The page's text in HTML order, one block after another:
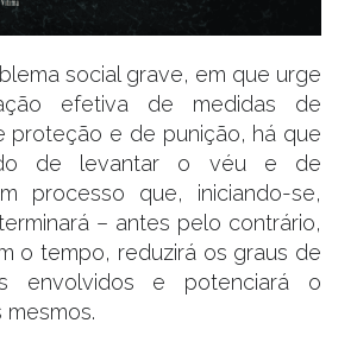
social grave, em que urge
efetiva de medidas de
proteção e de punição, há que
de levantar o véu e de
processo que, iniciando-se,
– antes pelo contrário,
o tempo, reduzirá os graus de
envolvidos e potenciará o